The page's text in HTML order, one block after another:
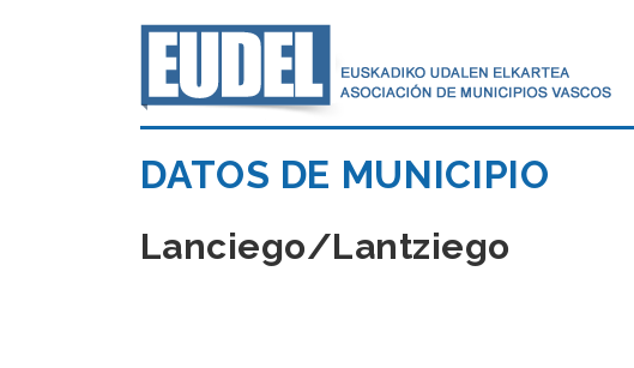
DATOS DE MUNICIPIO
Lanciego/Lantziego